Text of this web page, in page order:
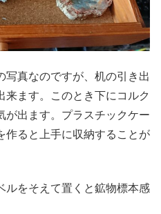
写真なのですが、机の引き出
来ます。このとき下にコルク
が出ます。プラスチックケー
作ると上手に収納することが
ルをそえて置くと鉱物標本感